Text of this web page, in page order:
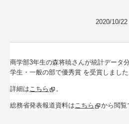
2020/10/22
商学部3年生の森将暁さんが統計データ
学生・一般の部で優秀賞 を受賞しました
詳細はこちら 。
総務省発表報道資料はこちら から閲覧